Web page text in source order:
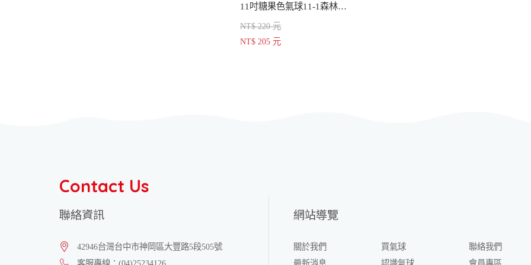
11吋糖果色氣球11-1森林綠 (一百入)
NT$ 220 元
NT$ 205 元
Contact Us
聯絡資訊
42946台灣台中市神岡區大豐路5段505號
網站導覽
關於我們
買氣球
聯絡我們